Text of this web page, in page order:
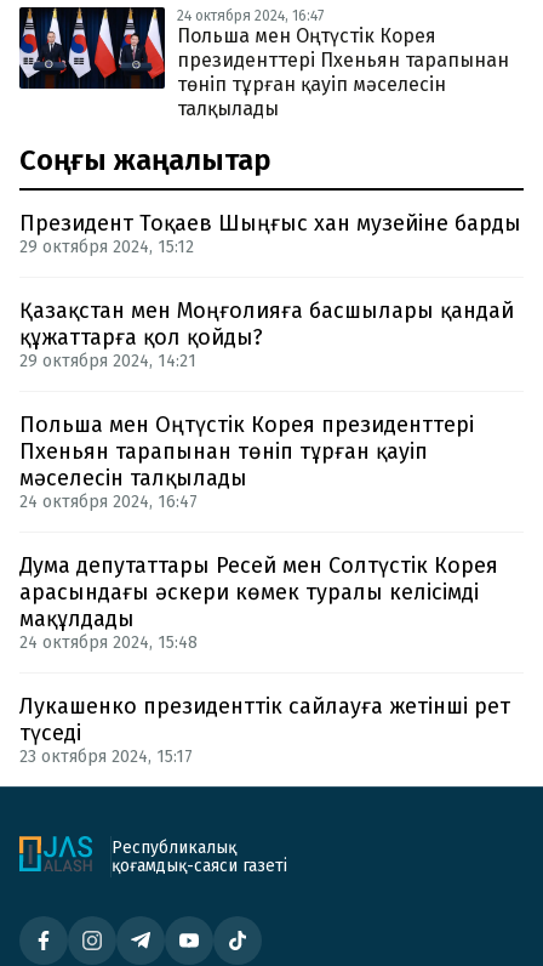
24 октября 2024, 16:47
Польша мен Оңтүстік Корея
президенттері Пхеньян тарапынан
төніп тұрған қауіп мәселесін
талқылады
Соңғы жаңалықтар
Президент Тоқаев Шыңғыс хан музейіне барды
29 октября 2024, 15:12
Қазақстан мен Моңғолияға басшылары қандай
құжаттарға қол қойды?
29 октября 2024, 14:21
Польша мен Оңтүстік Корея президенттері
Пхеньян тарапынан төніп тұрған қауіп
мәселесін талқылады
24 октября 2024, 16:47
Дума депутаттары Ресей мен Солтүстік Корея
арасындағы әскери көмек туралы келісімді
мақұлдады
24 октября 2024, 15:48
Лукашенко президенттік сайлауға жетінші рет
түседі
23 октября 2024, 15:17
Республикалық
қоғамдық-саяси газеті